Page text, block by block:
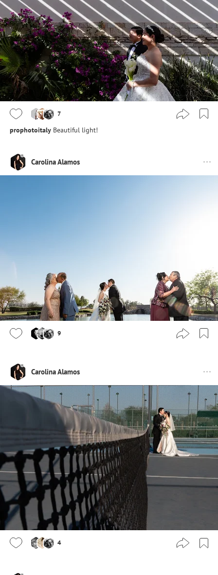
7
prophotoitaly Beautiful light!
Carolina Alamos
9
Carolina Alamos
4